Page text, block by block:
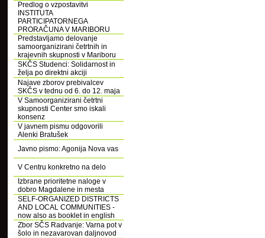
Predlog o vzpostavitvi
INSTITUTA
PARTICIPATORNEGA
PRORAČUNA V MARIBORU
Predstavljamo delovanje
samoorganizirani četrtnih in
krajevnih skupnosti v Mariboru
SKČS Studenci: Solidarnost in
želja po direktni akciji
Najave zborov prebivalcev
SKČS v tednu od 6. do 12. maja
V Samoorganizirani četrtni
skupnosti Center smo iskali
konsenz
V javnem pismu odgovorili
Alenki Bratušek
Javno pismo: Agonija Nova vas
V Centru konkretno na delo
Izbrane prioritetne naloge v
dobro Magdalene in mesta
SELF-ORGANIZED DISTRICTS
AND LOCAL COMMUNITIES -
now also as booklet in english
Zbor SČS Radvanje: Varna pot v
šolo in nezavarovan daljnovod